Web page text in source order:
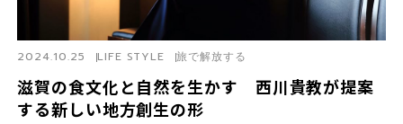
滋賀の食文化と自然を生かす 西川貴教が提案
する新しい地方創生の形
2024.10.25 LIFE STYLE 旅で解放する